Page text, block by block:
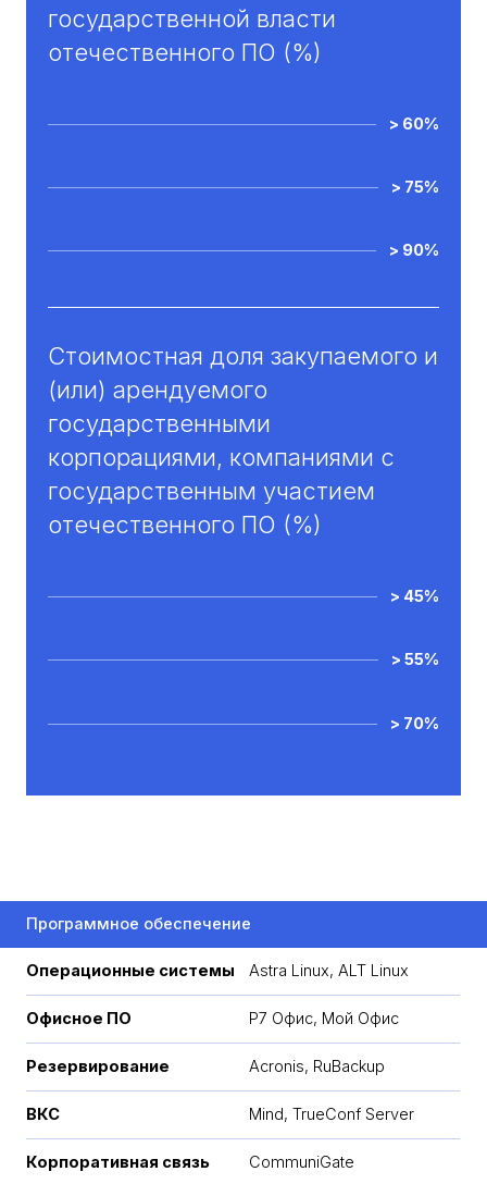
государственной власти
отечественного ПО (%)
> 60%
> 75%
> 90%
Стоимостная доля закупаемого и
(или) арендуемого
государственными
корпорациями, компаниями с
государственным участием
отечественного ПО (%)
> 45%
> 55%
> 70%
Программное обеспечение
Операционные системы Astra Linux, ALT Linux
Офисное ПО Р7 Офис, Мой Офиc
Резервирование Acronis, RuBackup
ВКС Mind, TrueConf Server
Корпоративная связь CommuniGate